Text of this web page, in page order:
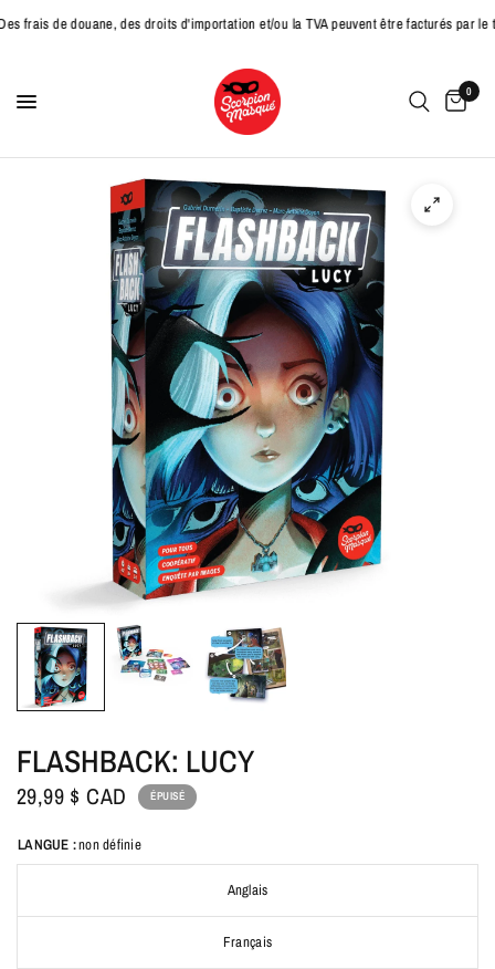
frais de douane, des droits d'importation et/ou la TVA peuvent être facturés par le
0
FLASHBACK: LUCY
29,99 $ CAD ÉPUISÉ
LANGUE :non définie
Anglais
Français